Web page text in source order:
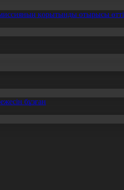
қорытынды отырысы өтті
бұзған